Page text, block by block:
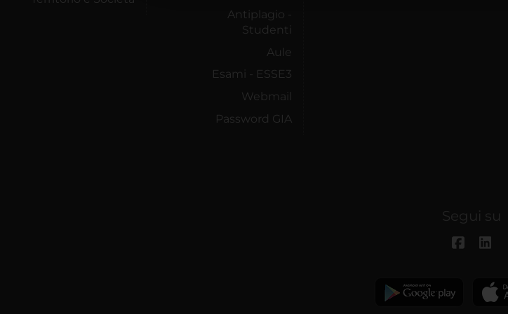
Antiplagio -
Studenti
Aule
Esami - ESSE3
Webmail
Password GIA
Segui su